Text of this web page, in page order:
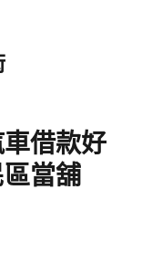
借款好
當舖